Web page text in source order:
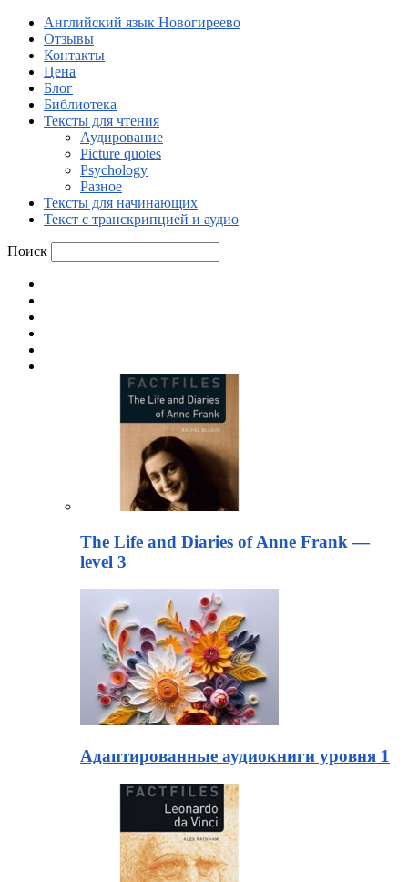
Английский язык Новогиреево
Отзывы
Контакты
Цена
Блог
Библиотека
Тексты для чтения
Аудирование
Picture quotes
Psychology
Разное
Тексты для начинающих
Текст с транскрипцией и аудио
Поиск
The Life and Diaries of Anne Frank —
level 3
Адаптированные аудиокниги уровня 1